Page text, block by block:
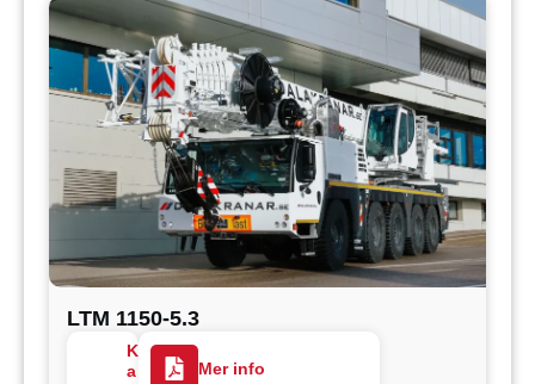
LTM 1150-5.3
K
a
Mer info